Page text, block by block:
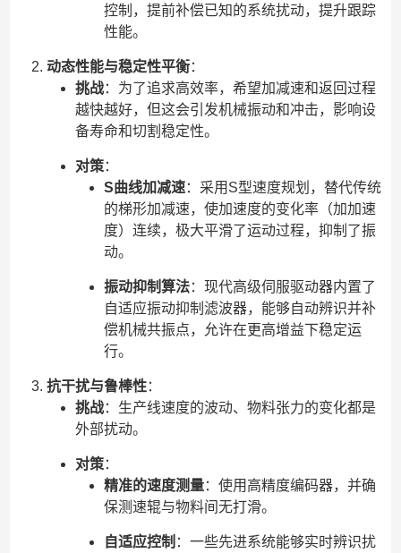
控制，提前补偿已知的系统扰动，提升跟踪
性能。
动态性能与稳定性平衡：
挑战：为了追求高效率，希望加减速和返回过程
越快越好，但这会引发机械振动和冲击，影响设
备寿命和切割稳定性。
对策：
S曲线加减速：采用S型速度规划，替代传统
的梯形加减速，使加速度的变化率（加加速
度）连续，极大平滑了运动过程，抑制了振
动。
振动抑制算法：现代高级伺服驱动器内置了
自适应振动抑制滤波器，能够自动辨识并补
偿机械共振点，允许在更高增益下稳定运
行。
抗干扰与鲁棒性：
挑战：生产线速度的波动、物料张力的变化都是
外部扰动。
对策：
精准的速度测量：使用高精度编码器，并确
保测速辊与物料间无打滑。
自适应控制 ：一些先进系统能够实时辨识扰